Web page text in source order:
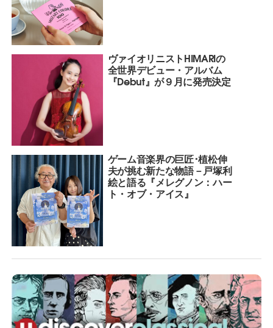
ヴァイオリニストHIMARIの
全世界デビュー・アルバム
『Debut』が９月に発売決定
ゲーム音楽界の巨匠･植松伸
夫が挑む新たな物語－戸塚利
絵と語る『メレグノン：ハー
ト・オブ・アイス』